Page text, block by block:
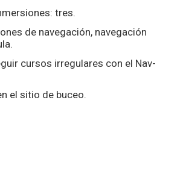
tres.
de navegación, navegación
cursos irregulares con el Nav-
el sitio de buceo.